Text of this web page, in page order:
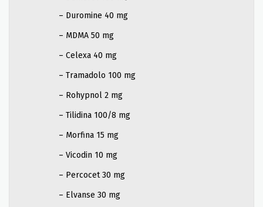
– Duromine 40 mg
– MDMA 50 mg
– Celexa 40 mg
– Tramadolo 100 mg
– Rohypnol 2 mg
– Tilidina 100/8 mg
– Morfina 15 mg
– Vicodin 10 mg
– Percocet 30 mg
– Elvanse 30 mg